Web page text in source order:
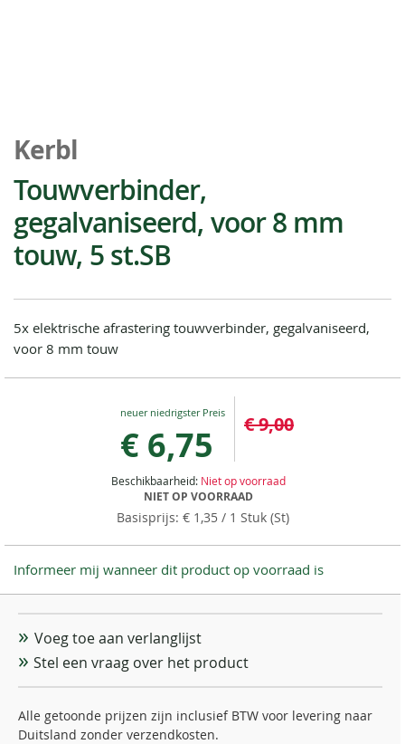
naar
het
begin
van
de
afbeeldingen-
gallerij
Kerbl
Touwverbinder,
gegalvaniseerd, voor 8 mm
touw, 5 st.SB
5x elektrische afrastering touwverbinder, gegalvaniseerd,
voor 8 mm touw
Special
€ 6,75 € 9,00
€ 1,35/ 1 Stuk (St)
Beschikbaarheid: Niet op voorraad
NIET OP VOORRAAD
Informeer mij wanneer dit product op voorraad is
Voeg toe aan verlanglijst
Stel een vraag over het product
Alle getoonde prijzen zijn inclusief BTW voor levering naar
Duitsland zonder verzendkosten.